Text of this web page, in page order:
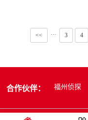
<< ··· 3 4
合作伙伴： 福州侦探